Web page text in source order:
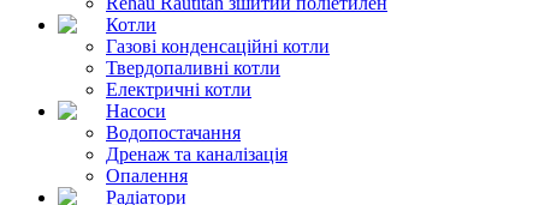
Котли
Газові конденсаційні котли
Твердопаливні котли
Електричні котли
Насоси
Водопостачання
Дренаж та каналізація
Опалення
Радіатори